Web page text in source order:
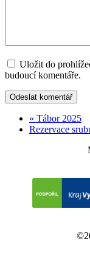
Uložit do
budoucí komentáře.
« Tábor 2025
Rezervace